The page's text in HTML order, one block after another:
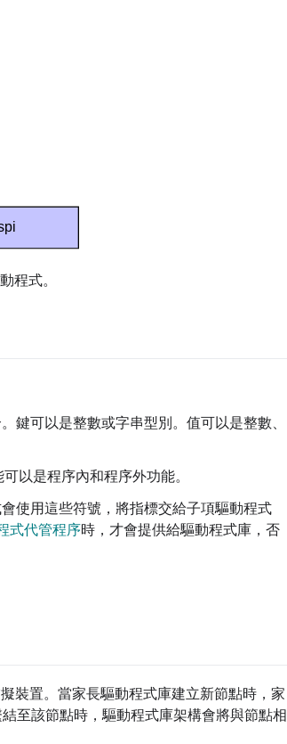
程式。
鍵可以是整數或字串型別。值可以是整數、
以是程序內和程序外功能。
使用這些符號，將指標交給子項驅動程式
式代管程序時，才會提供給驅動程式庫，否
裝置。當家長驅動程式庫建立新節點時，家
至該節點時，驅動程式庫架構會將與節點相